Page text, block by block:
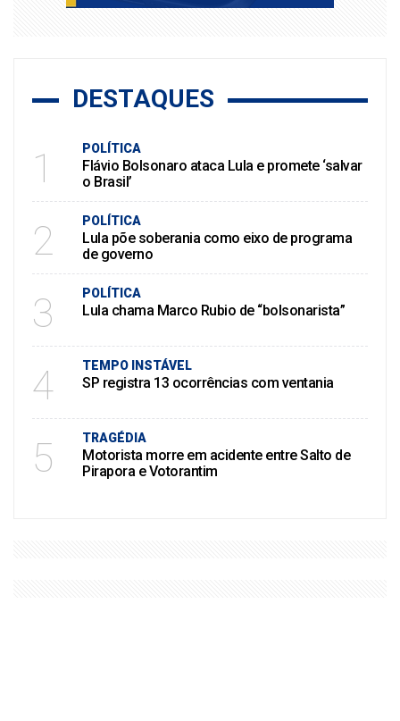
DESTAQUES
1 POLÍTICA
Flávio Bolsonaro ataca Lula e promete ‘salvar
o Brasil’
2 POLÍTICA
Lula põe soberania como eixo de programa
de governo
3 POLÍTICA
Lula chama Marco Rubio de “bolsonarista”
4 TEMPO INSTÁVEL
SP registra 13 ocorrências com ventania
5 TRAGÉDIA
Motorista morre em acidente entre Salto de
Pirapora e Votorantim